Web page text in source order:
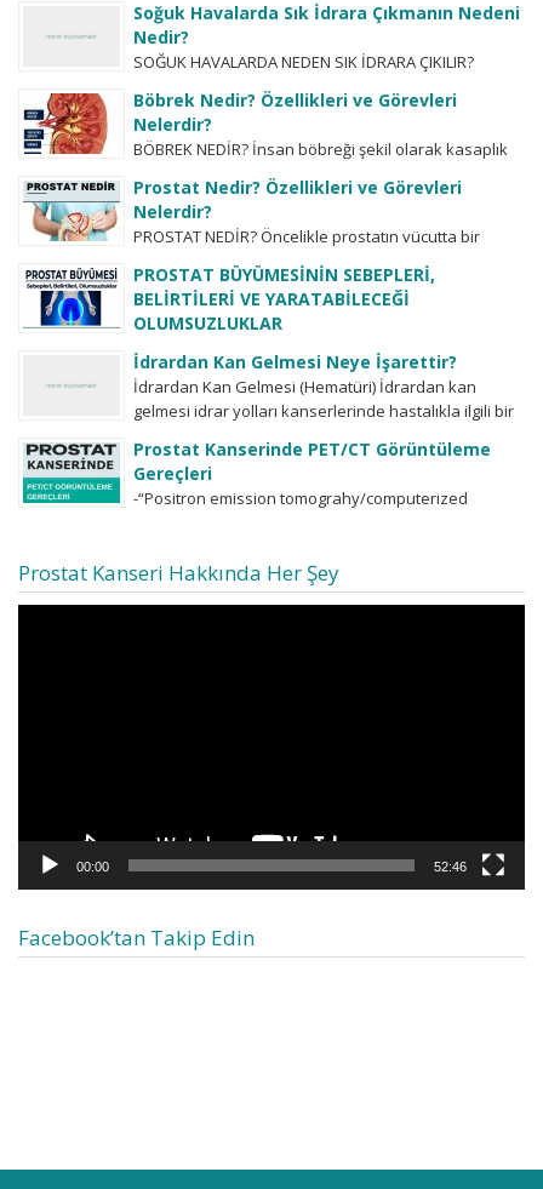
Soğuk Havalarda Sık İdrara Çıkmanın Nedeni
Nedir?
SOĞUK HAVALARDA NEDEN SIK İDRARA ÇIKILIR?
Hastaların merak ettiği bir başka konu da ”soğuk
havalarda sık idrara gitme ve bol...
Böbrek Nedir? Özellikleri ve Görevleri
Nelerdir?
BÖBREK NEDİR? İnsan böbreği şekil olarak kasaplık
hayvanların böbreğine benzemektedir. Sağda ve
solda olmak üzere iki adettir. Nadiren bazı
insanlarda...
Prostat Nedir? Özellikleri ve Görevleri
Nelerdir?
PROSTAT NEDİR? Öncelikle prostatın vücutta bir
organ olduğu, bunun bir hastalık ismi olmadığı
bilinmelidir. Tabii ki her organın hastalıkları olduğu
gibi...
PROSTAT BÜYÜMESİNİN SEBEPLERİ,
BELİRTİLERİ VE YARATABİLECEĞİ
OLUMSUZLUKLAR
-prostat ne demektir? -prostat büyümesinin
sebepleri nelerdir? -işeme zorluğu şikayetlerinin tek
sebebi prostat büyümesimidir? -işeme zorluğu
şikayetlerinin dercelendirilmesi ve önemi,...
İdrardan Kan Gelmesi Neye İşarettir?
İdrardan Kan Gelmesi (Hematüri) İdrardan kan
gelmesi idrar yolları kanserlerinde hastalıkla ilgili bir
Prostat Kanserinde PET/CT Görüntüleme
Gereçleri
-“Positron emission tomograhy/computerized
kanserinde bu radioligand’ların tutulum yoğunluğuna
göre (SUVmax değerine...
Prostat Kanseri Hakkında Her Şey
00:00 52:46
Facebook’tan Takip Edin